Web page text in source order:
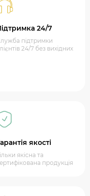
24/7
підтримки
24/7 без вихідних
якості
якісна та
продукція